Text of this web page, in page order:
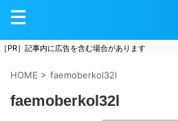
［PR］記事内に広告を含む場合があります
HOME > faemoberkol32l
faemoberkol32l